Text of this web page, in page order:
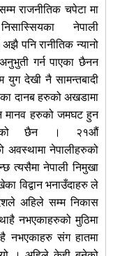
राजनीतिक चपेटा मा
नेपाली
पनि रानीतिक न्यानो
गर्न पाएका छैनन
युग देखी नै सामन्तबादी
दानब हरुको अखडामा
मानव हरुको जमघट हुन
छैन । २१औं
अवस्थामा नेपालीहरुको
त्यसैमा नेपाली निमुखा
विद्वान भनाउँदाहरु ले
अहिले सम्म निकास
नभएकाहरुको मुठिमा
नभएकाहरु संग हातमा